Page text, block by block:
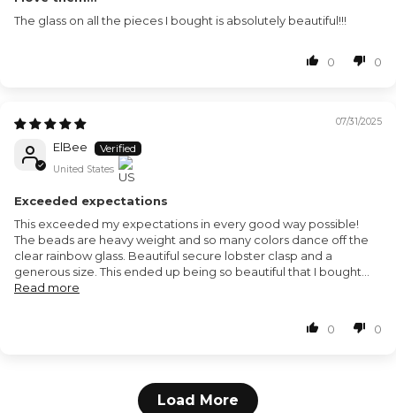
The glass on all the pieces I bought is absolutely beautiful!!!
0 0
07/31/2025
ElBee
United States
Exceeded expectations
This exceeded my expectations in every good way possible!
The beads are heavy weight and so many colors dance off the
clear rainbow glass. Beautiful secure lobster clasp and a
generous size. This ended up being so beautiful that I bought...
Read more
0 0
Load More